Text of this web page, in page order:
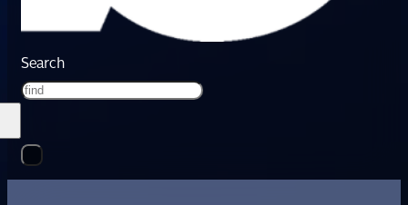
Search